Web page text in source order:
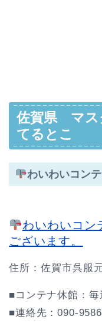
佐賀県 マス
てるとこ
わいわいコンテ
わいわいコン
ございます。
住所：佐賀市呉服
■コンテナ休館：毎
■連絡先：090-